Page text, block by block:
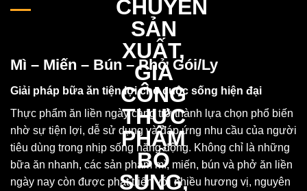
Mì – Miến – Bún – Phở Gói/Ly
Giải pháp bữa ăn tiện lợi cho cuộc sống hiện đại
Thực phẩm ăn liền ngày càng trở thành lựa chọn phổ biến
nhờ sự tiện lợi, dễ sử dụng và đáp ứng nhu cầu của người
tiêu dùng trong nhịp sống năng động. Không chỉ là những
bữa ăn nhanh, các sản phẩm mì, miến, bún và phở ăn liền
ngày nay còn được phát triển với nhiều hương vị, nguyên